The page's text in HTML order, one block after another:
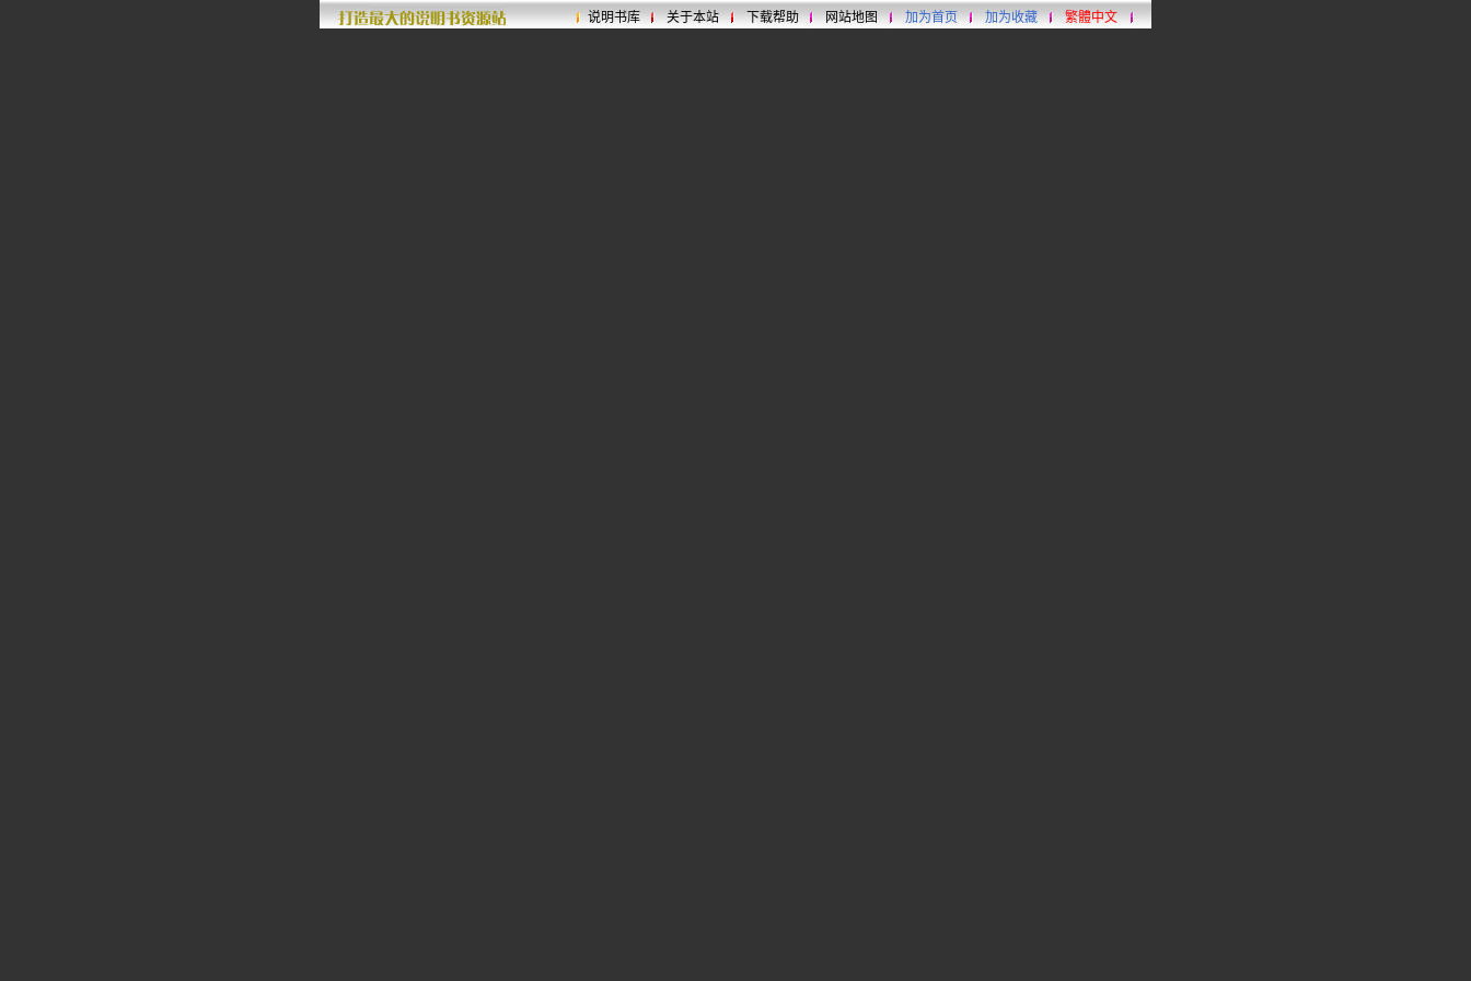
说明书库 关于本站 下载帮助 网站地图 加为首页 加为收藏 繁體中文